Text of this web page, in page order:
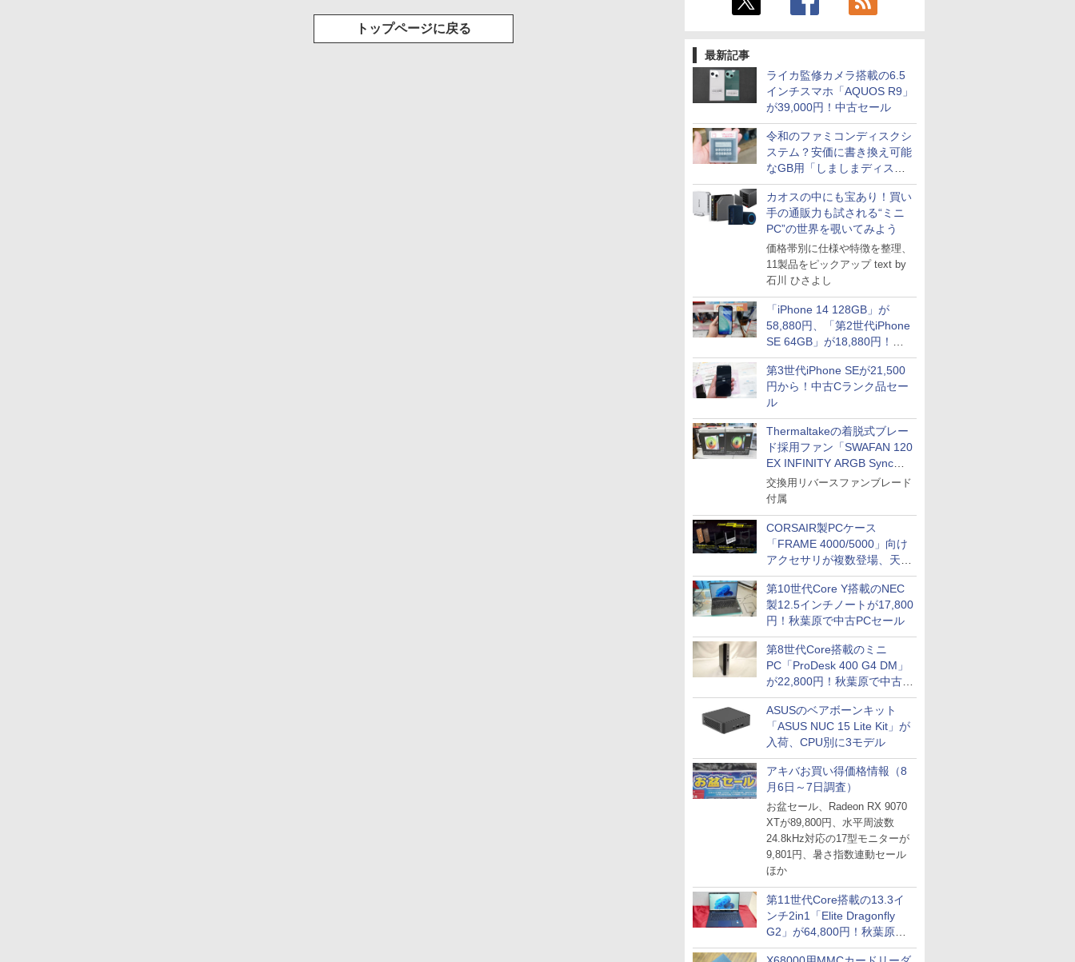
最新記事
ライカ監修カメラ搭載の6.5
インチスマホ「AQUOS R9」
が39,000円！中古セール
令和のファミコンディスクシ
ステム？安価に書き換え可能
なGB用「しましまディスク
システム」
カオスの中にも宝あり！買い
手の通販力も試される“ミニ
PC”の世界を覗いてみよう
価格帯別に仕様や特徴を整理、
11製品をピックアップ text by
石川 ひさよし
「iPhone 14 128GB」が
58,880円、「第2世代iPhone
SE 64GB」が18,880円！中
古Bランク品セール
第3世代iPhone SEが21,500
円から！中古Cランク品セー
ル
Thermaltakeの着脱式ブレー
ド採用ファン「SWAFAN 120
EX INFINITY ARGB Sync」
に単品パッケージ
交換用リバースファンブレード
付属
CORSAIR製PCケース
「FRAME 4000/5000」向け
アクセサリが複数登場、天然
木製パネルや背面コネクタ対
応トレイなど
第10世代Core Y搭載のNEC
製12.5インチノートが17,800
円！秋葉原で中古PCセール
第8世代Core搭載のミニ
PC「ProDesk 400 G4 DM」
が22,800円！秋葉原で中古
PCセール
ASUSのベアボーンキット
「ASUS NUC 15 Lite Kit」が
入荷、CPU別に3モデル
アキバお買い得価格情報（8
月6日～7日調査）
お盆セール、Radeon RX 9070
XTが89,800円、水平周波数
24.8kHz対応の17型モニターが
9,801円、暑さ指数連動セール
ほか
第11世代Core搭載の13.3イ
ンチ2in1「Elite Dragonfly
G2」が64,800円！秋葉原で
中古PCセール
トップページに戻る